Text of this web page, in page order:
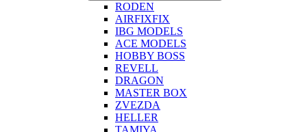
RODEN
AIRFIXFIX
IBG MODELS
ACE MODELS
HOBBY BOSS
REVELL
DRAGON
MASTER BOX
ZVEZDA
HELLER